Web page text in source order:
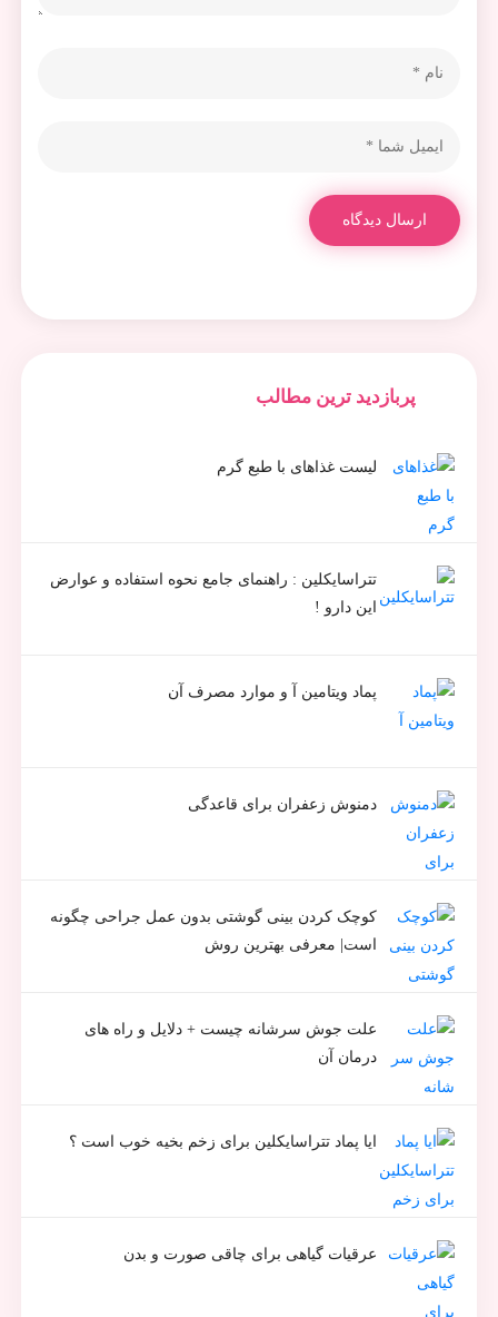
پربازدید ترین مطالب
لیست غذاهای با طبع گرم
تتراسایکلین : راهنمای جامع نحوه استفاده و عوارض
این دارو !
پماد ویتامین آ و موارد مصرف آن
دمنوش زعفران برای قاعدگی
کوچک کردن بینی گوشتی بدون عمل جراحی چگونه
است| معرفی بهترین روش
علت جوش سرشانه چیست + دلایل و راه های
درمان آن
ایا پماد تتراسایکلین برای زخم بخیه خوب است ؟
عرقیات گیاهی برای چاقی صورت و بدن
ارسال دیدگاه